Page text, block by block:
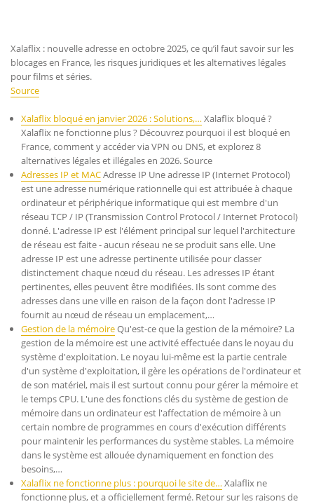
Xalaflix : nouvelle adresse en octobre 2025, ce qu’il faut savoir sur les
blocages en France, les risques juridiques et les alternatives légales
pour films et séries.
Source
Xalaflix bloqué en janvier 2026 : Solutions,…Xalaflix bloqué ?
Xalaflix ne fonctionne plus ? Découvrez pourquoi il est bloqué en
France, comment y accéder via VPN ou DNS, et explorez 8
alternatives légales et illégales en 2026. Source
Adresses IP et MACAdresse IP Une adresse IP (Internet Protocol)
est une adresse numérique rationnelle qui est attribuée à chaque
ordinateur et périphérique informatique qui est membre d'un
réseau TCP / IP (Transmission Control Protocol / Internet Protocol)
donné. L'adresse IP est l'élément principal sur lequel l'architecture
de réseau est faite - aucun réseau ne se produit sans elle. Une
adresse IP est une adresse pertinente utilisée pour classer
distinctement chaque nœud du réseau. Les adresses IP étant
pertinentes, elles peuvent être modifiées. Ils sont comme des
adresses dans une ville en raison de la façon dont l'adresse IP
fournit au nœud de réseau un emplacement,…
Gestion de la mémoireQu'est-ce que la gestion de la mémoire? La
gestion de la mémoire est une activité effectuée dans le noyau du
système d'exploitation. Le noyau lui-même est la partie centrale
d'un système d'exploitation, il gère les opérations de l'ordinateur et
de son matériel, mais il est surtout connu pour gérer la mémoire et
le temps CPU. L'une des fonctions clés du système de gestion de
mémoire dans un ordinateur est l'affectation de mémoire à un
certain nombre de programmes en cours d'exécution différents
pour maintenir les performances du système stables. La mémoire
dans le système est allouée dynamiquement en fonction des
besoins,…
Xalaflix ne fonctionne plus : pourquoi le site de…Xalaflix ne
fonctionne plus, et a officiellement fermé. Retour sur les raisons de